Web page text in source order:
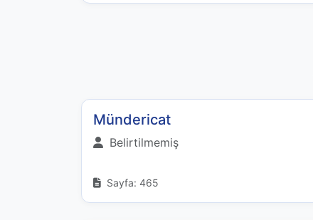
Mündericat
Belirtilmemiş
Sayfa: 465